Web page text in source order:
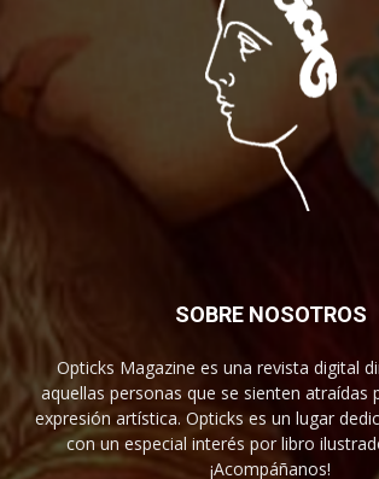
SOBRE NOSOTROS
Opticks Magazine es una revista digital
aquellas personas que se sienten
expresión artística. Opticks es un lugar
con un especial interés por libro
¡Acompáñanos!